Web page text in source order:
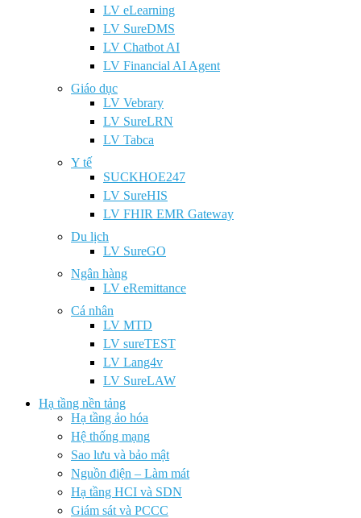
LV eLearning
LV SureDMS
LV Chatbot AI
LV Financial AI Agent
Giáo dục
LV Vebrary
LV SureLRN
LV Tabca
Y tế
SUCKHOE247
LV SureHIS
LV FHIR EMR Gateway
Du lịch
LV SureGO
Ngân hàng
LV eRemittance
Cá nhân
LV MTD
LV sureTEST
LV Lang4v
LV SureLAW
Hạ tầng nền tảng
Hạ tầng ảo hóa
Hệ thống mạng
Sao lưu và bảo mật
Nguồn điện – Làm mát
Hạ tầng HCI và SDN
Giám sát và PCCC